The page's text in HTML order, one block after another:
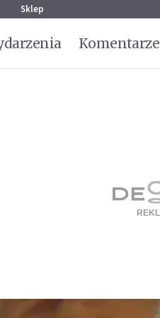
Sklep
Komentarze